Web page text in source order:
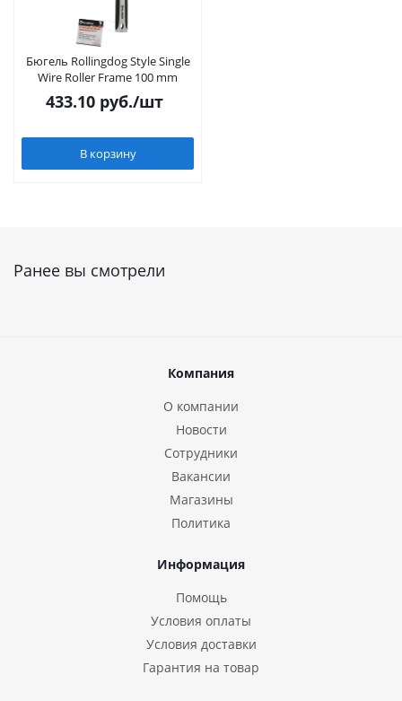
Бюгель Rollingdog Style Single
Wire Roller Frame 100 mm
433.10 руб./шт
В корзину
Ранее вы смотрели
Компания
О компании
Новости
Сотрудники
Вакансии
Магазины
Политика
Информация
Помощь
Условия оплаты
Условия доставки
Гарантия на товар